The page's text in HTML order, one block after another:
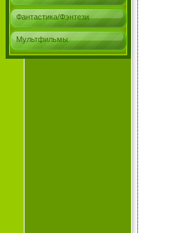
Фантастика/Фэнтези
Мультфильмы